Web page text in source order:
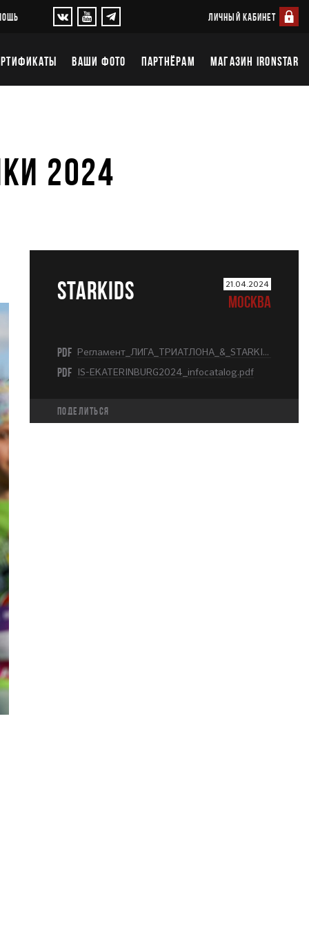
ЛИЧНЫЙ КАБИНЕТ
ВАШИ ФОТО ПАРТНЁРАМ МАГАЗИН IRONSTAR
2024
STARKIDS 21.04.2024
МОСКВА
PDF Регламент_ЛИГА_ТРИАТЛОНА_&_STARKIDS_МОСКВА_ЛУЖНИКИ_2024.pdf
PDF IS-EKATERINBURG2024_infocatalog.pdf
Поделиться